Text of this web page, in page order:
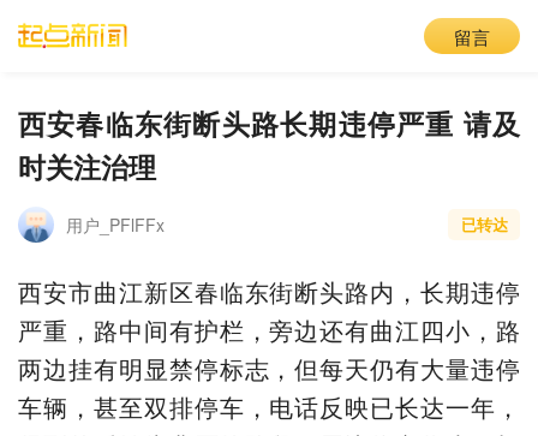
留言
西安春临东街断头路长期违停严重 请及
时关注治理
用户_PFlFFx 已转达
西安市曲江新区春临东街断头路内，长期违停
严重，路中间有护栏，旁边还有曲江四小，路
两边挂有明显禁停标志，但每天仍有大量违停
车辆，甚至双排停车，电话反映已长达一年，